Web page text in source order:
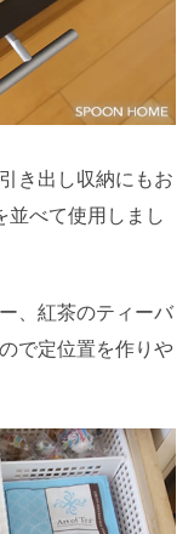
き出し収納にもお
並べて使用しまし
、紅茶のティーバ
で定位置を作りや